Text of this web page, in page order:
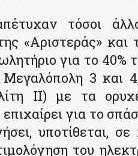
τόσοι
«Αριστεράς»
για το
Μεγαλόπολη 3 και
II) με τα
για το
υποτίθεται,
του